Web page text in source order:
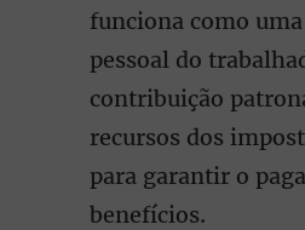
funciona como
pessoal do
contribuição
recursos dos
para garantir o
benefícios.